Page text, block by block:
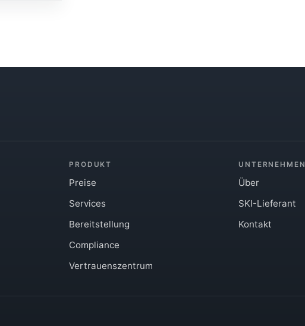
PRODUKT
Preise
Services
Bereitstellung
Compliance
Vertrauenszentrum
UNTERNEHMEN
Über
SKI-Lieferant
Kontakt